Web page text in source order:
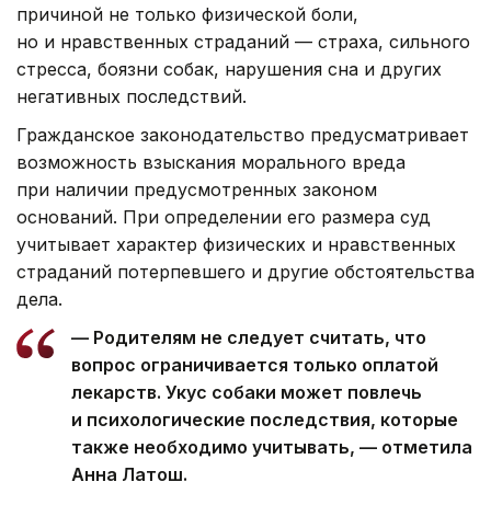
причиной не только физической боли,
но и нравственных страданий — страха, сильного
стресса, боязни собак, нарушения сна и других
негативных последствий.
Гражданское законодательство предусматривает
возможность взыскания морального вреда
при наличии предусмотренных законом
оснований. При определении его размера суд
учитывает характер физических и нравственных
страданий потерпевшего и другие обстоятельства
дела.
— Родителям не следует считать, что
вопрос ограничивается только оплатой
лекарств. Укус собаки может повлечь
и психологические последствия, которые
также необходимо учитывать, — отметила
Анна Латош.